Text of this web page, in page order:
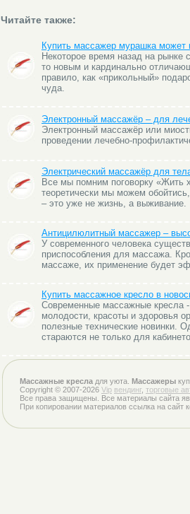
Читайте также:
Купить массажер мурашка может
Некоторое время назад на
то новым и кардинально
правило, как «прикольный»
чуда.
Электронный массажёр – для
Электронный массажёр или
проведении лечебно-
Электрический массажёр для
Все мы помним поговорку
теоретически мы можем
– это уже не жизнь, а выживание.
Антицилюлитный массажер –
У современного человека
приспособления для массажа.
массаже, их применение будет
Купить массажное кресло в
Современные массажные кресла
молодости, красоты и здоровья
полезные технические новинки.
стараются не только для
Массажные кресла для уюта. Массажеры
Copyright © 2007-2026 Vip вендинг, торговые
Все права защищены. Все материалы сайта
При копировании материалов ссылка на сайт